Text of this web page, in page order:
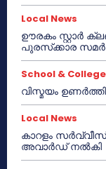
Local News
ഊരകം സ്റ്റാർ
പുരസ്‌ക്കാര
School & College
വിസ്മയം
Local News
കാറളം
അവാർഡ് നൽകി